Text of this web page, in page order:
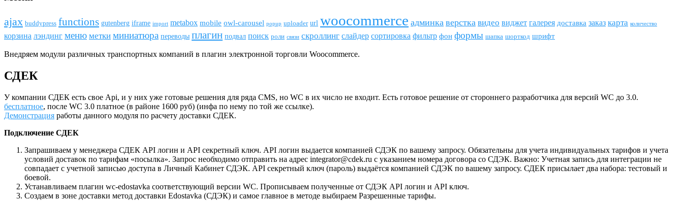
ajax buddypress funсtions gutenberg iframe import metabox mobile owl-carousel popup uploader url woocommerce админка верстка видео виджет галерея доставка заказ карта количество
корзина лэндинг меню метки миниатюра переводы плагин подвал поиск роли связи скроллинг слайдер сортировка фильтр фон формы шапка шорткод шрифт
Внедряем модули различных транспортных компаний в плагин электронной торговли Woocommerce.
СДЕК
У компании СДЕК есть свое Api, и у них уже готовые решения для ряда CMS, но WC в их число не входит. Есть готовое решение от стороннего разработчика для версий WC до 3.0.
бесплатное, после WC 3.0 платное (в районе 1600 руб) (инфа по нему по той же ссылке).
Демонстрация работы данного модуля по расчету доставки СДЕК.
Подключение СДЕК
Запрашиваем у менеджера СДЕК API логин и API секретный ключ. API логин выдается компанией СДЭК по вашему запросу. Обязательны для учета индивидуальных тарифов и учета
условий доставок по тарифам «посылка». Запрос необходимо отправить на адрес integrator@cdek.ru с указанием номера договора со СДЭК. Важно: Учетная запись для интеграции не
совпадает с учетной записью доступа в Личный Кабинет СДЭК. API секретный ключ (пароль) выдаётся компанией СДЭК по вашему запросу. СДЕК присылает два набора: тестовый и
боевой.
Устанавливаем плагин wc-edostavka соответствующий версии WC. Прописываем полученные от СДЭК API логин и API ключ.
Создаем в зоне доставки метод доставки Edostavka (СДЭК) и самое главное в методе выбираем Разрешенные тарифы.